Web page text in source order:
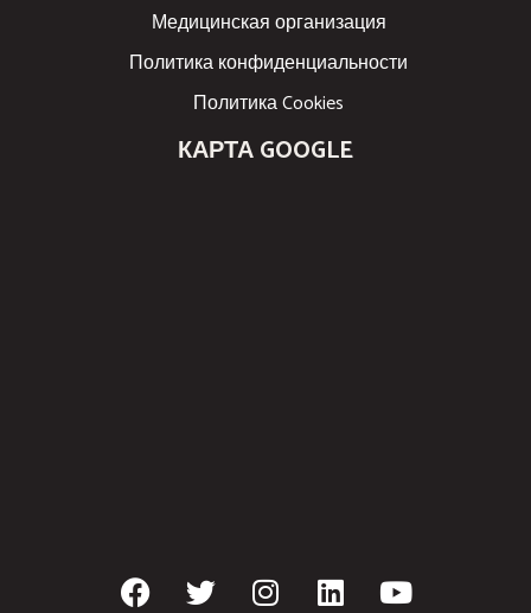
Медицинская организация
Политика конфиденциальности
Политика Cookies
КАРТА GOOGLE